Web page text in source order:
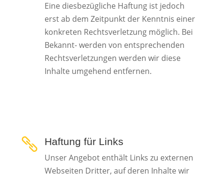
Eine diesbezügliche Haftung ist jedoch
erst ab dem Zeitpunkt der Kenntnis einer
konkreten Rechtsverletzung möglich. Bei
Bekannt- werden von entsprechenden
Rechtsverletzungen werden wir diese
Inhalte umgehend entfernen.
 Haftung für Links
Unser Angebot enthält Links zu externen
Webseiten Dritter, auf deren Inhalte wir